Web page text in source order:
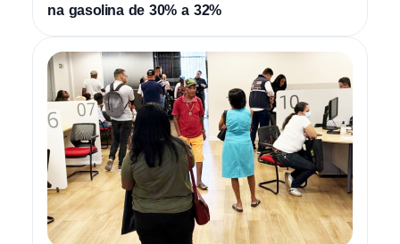
na gasolina de 30% a 32%